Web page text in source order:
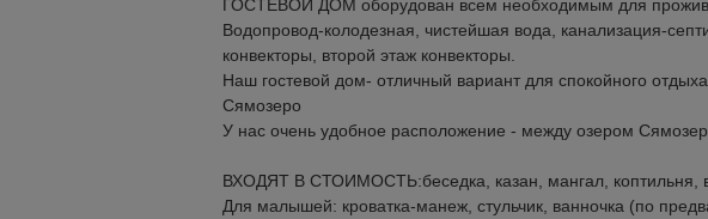
ГОСТЕВОЙ ДОМ оборудован всем необходимым для
Водопровод-колодезная, чистейшая вода, канализация-
конвекторы, второй этаж конвекторы.
Наш гостевой дом- отличный вариант для спокойного
Сямозеро
У нас очень удобное расположение - между озером
ВХОДЯТ В СТОИМОСТЬ:беседка, казан, мангал, коптильня,
Для малышей: кроватка-манеж, стульчик, ванночка (по